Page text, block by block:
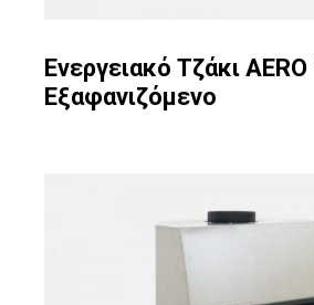
Ενεργειακό Τζάκι
Εξαφανιζόμενο